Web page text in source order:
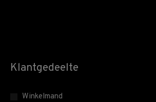
Klantgedeelte
Winkelmand